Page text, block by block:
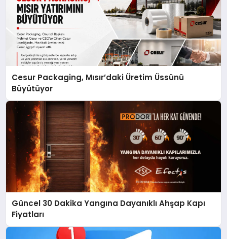
Cesur Packaging, Mısır’daki Üretim Üssünü
Büyütüyor
Güncel 30 Dakika Yangına Dayanıklı Ahşap Kapı
Fiyatları